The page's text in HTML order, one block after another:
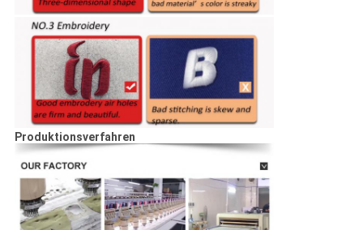
Produktionsverfahren